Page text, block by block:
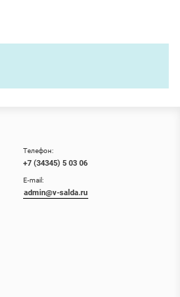
Телефон:
+7 (34345) 5 03 06
E-mail:
admin@v-salda.ru